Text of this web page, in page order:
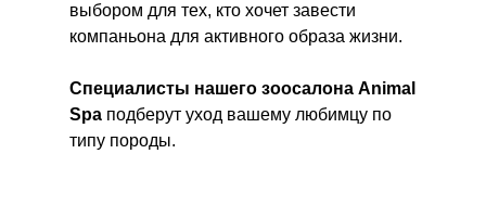
выбором для тех, кто хочет завести
компаньона для активного образа жизни.
Специалисты нашего зоосалона Animal
Spa подберут уход вашему любимцу по
типу породы.